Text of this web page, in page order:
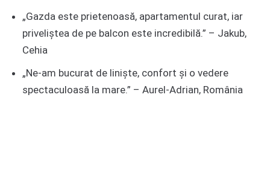
„Gazda este prietenoasă, apartamentul curat, iar
priveliștea de pe balcon este incredibilă.” – Jakub,
Cehia
„Ne-am bucurat de liniște, confort și o vedere
spectaculoasă la mare.” – Aurel-Adrian, România